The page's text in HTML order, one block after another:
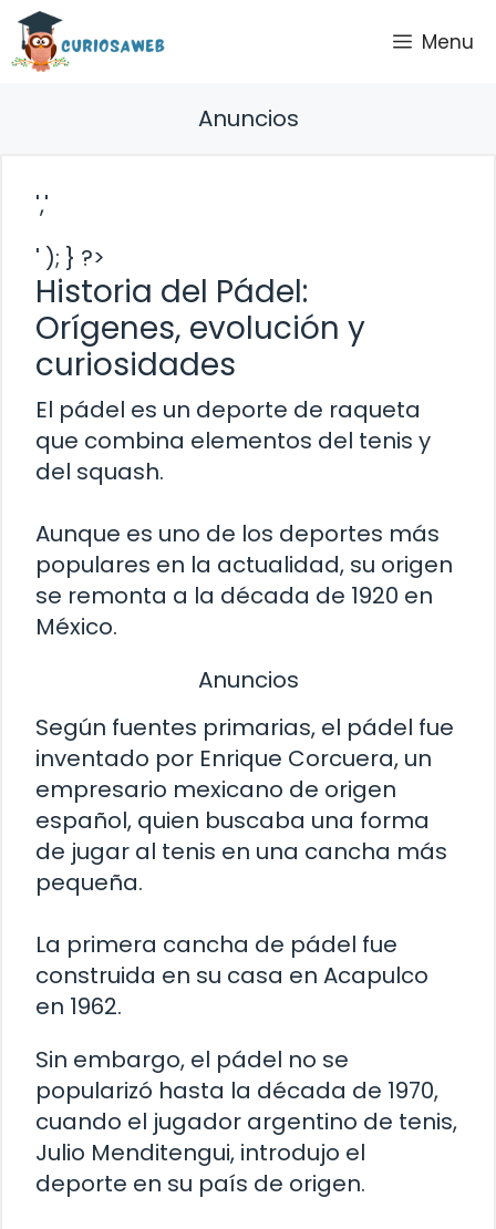
Saltar
contenido
Menu
Anuncios
','
' ); } ?>
Historia del Pádel:
Orígenes, evolución y
curiosidades
El pádel es un deporte de raqueta
que combina elementos del tenis y
del squash.
Aunque es uno de los deportes más
populares en la actualidad, su origen
se remonta a la década de 1920 en
México.
Anuncios
Según fuentes primarias, el pádel fue
inventado por Enrique Corcuera, un
empresario mexicano de origen
español, quien buscaba una forma
de jugar al tenis en una cancha más
pequeña.
La primera cancha de pádel fue
construida en su casa en Acapulco
en 1962.
Sin embargo, el pádel no se
popularizó hasta la década de 1970,
cuando el jugador argentino de tenis,
Julio Menditengui, introdujo el
deporte en su país de origen.